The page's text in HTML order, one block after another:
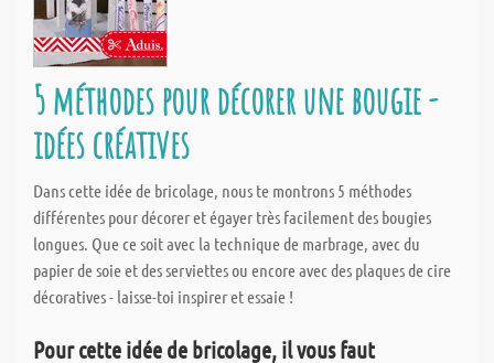
5 méthodes pour décorer une bougie -
idées créatives
Dans cette idée de bricolage, nous te montrons 5 méthodes
différentes pour décorer et égayer très facilement des bougies
longues. Que ce soit avec la technique de marbrage, avec du
papier de soie et des serviettes ou encore avec des plaques de cire
décoratives - laisse-toi inspirer et essaie !
Pour cette idée de bricolage, il vous faut